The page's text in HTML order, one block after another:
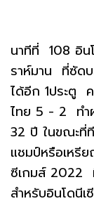
นาทีที่ 108 อิน
ราห์มาน ที่ซัดบ
ได้อีก 1ประตู
ไทย 5 - 2 ทำ
32 ปี ในขณะที่
แชมป์หรือเหรี
ซีเกมส์ 2022
สำหรับอินโดนี